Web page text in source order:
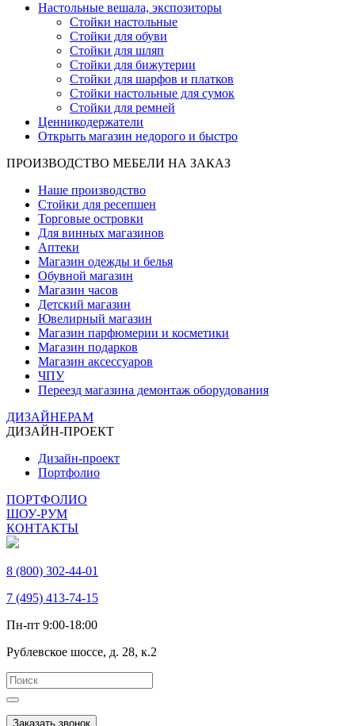
Настольные вешала, экспозиторы
Стойки настольные
Стойки для обуви
Стойки для шляп
Стойки для бижутерии
Стойки для шарфов и платков
Стойки настольные для сумок
Стойки для ремней
Ценникодержатели
Открыть магазин недорого и быстро
ПРОИЗВОДСТВО МЕБЕЛИ НА ЗАКАЗ
Наше производство
Стойки для ресепшен
Торговые островки
Для винных магазинов
Аптеки
Магазин одежды и белья
Обувной магазин
Магазин часов
Детский магазин
Ювелирный магазин
Магазин парфюмерии и косметики
Магазин подарков
Магазин аксессуаров
ЧПУ
Переезд магазина демонтаж оборудования
ДИЗАЙНЕРАМ
ДИЗАЙН-ПРОЕКТ
Дизайн-проект
Портфолио
ПОРТФОЛИО
ШОУ-РУМ
КОНТАКТЫ
8 (800) 302-44-01
7 (495) 413-74-15
Пн-пт 9:00-18:00
Рублевское шоссе, д. 28, к.2
Заказать звонок